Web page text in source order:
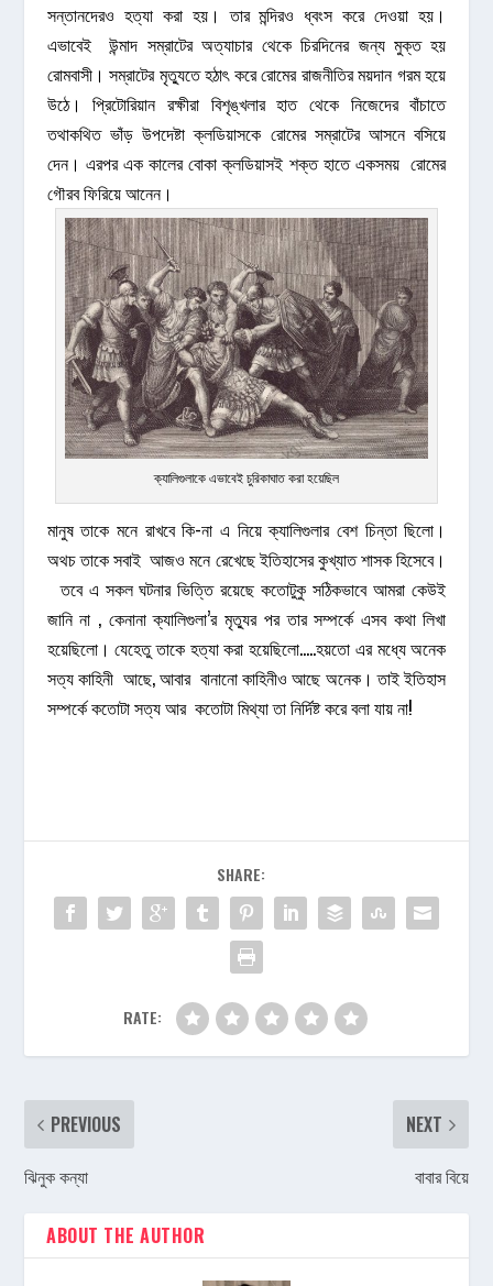
সন্তানদেরও হত্যা করা হয়। তার মন্দিরও ধ্বংস করে দেওয়া হয়।
এভাবেই উন্মাদ সম্রাটের অত্যাচার থেকে চিরদিনের জন্য মুক্ত হয়
রোমবাসী। সম্রাটের মৃত্যুতে হঠাৎ করে রোমের রাজনীতির ময়দান গরম হয়ে
উঠে। প্রিটোরিয়ান রক্ষীরা বিশৃঙ্খলার হাত থেকে নিজেদের বাঁচাতে
তথাকথিত ভাঁড় উপদেষ্টা ক্লডিয়াসকে রোমের সম্রাটের আসনে বসিয়ে
দেন। এরপর এক কালের বোকা ক্লডিয়াসই শক্ত হাতে একসময় রোমের
গৌরব ফিরিয়ে আনেন।
ক্যালিগুলাকে এভাবেই চুরিকাঘাত করা হয়েছিল
মানুষ তাকে মনে রাখবে কি-না এ নিয়ে ক্যালিগুলার বেশ চিন্তা ছিলো।
অথচ তাকে সবাই আজও মনে রেখেছে ইতিহাসের কুখ্যাত শাসক হিসেবে।
তবে এ সকল ঘটনার ভিত্তি রয়েছে কতোটুকু সঠিকভাবে আমরা কেউই
জানি না , কেনানা ক্যালিগুলা’র মৃত্যুর পর তার সম্পর্কে এসব কথা লিখা
হয়েছিলো। যেহেতু তাকে হত্যা করা হয়েছিলো…..হয়তো এর মধ্যে অনেক
সত্য কাহিনী আছে, আবার বানানো কাহিনীও আছে অনেক। তাই ইতিহাস
সম্পর্কে কতোটা সত্য আর কতোটা মিথ্যা তা নির্দিষ্ট করে বলা যায় না!
SHARE:
RATE:
PREVIOUS
ঝিনুক কন্যা
NEXT
বাবার বিয়ে
ABOUT THE AUTHOR